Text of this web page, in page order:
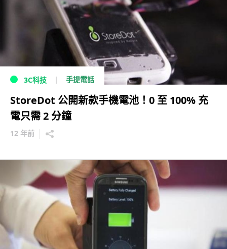
3C科技 手提電話
StoreDot 公開新款手機電池！0 至 100% 充
電只需 2 分鐘
12 年前